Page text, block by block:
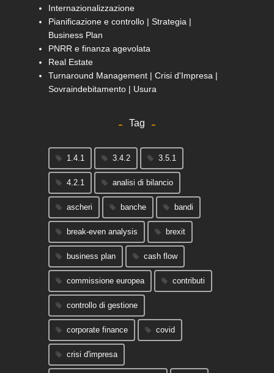
Internazionalizzazione
Pianificazione e controllo | Strategia |
Business Plan
PNRR e finanza agevolata
Real Estate
Turnaround Management | Crisi d'Impresa |
Sovraindebitamento | Usura
Tag
1.4.1 3.4.2 3.5.1
4.2.1 analisi di bilancio
ascheri banche bandi
break-even analysis brexit
business plan cash flow
commissione europea contributi
controllo di gestione
corporate finance covid
crisi d'impresa